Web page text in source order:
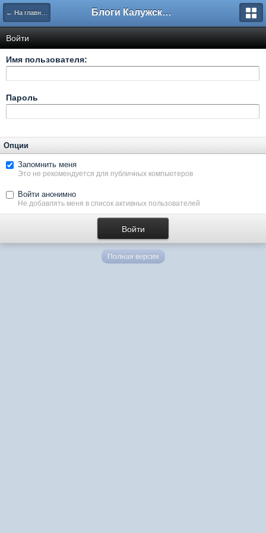
← На главную Блоги Калужского перекрестка
Войти
Имя пользователя:
Пароль
Опции
Запомнить меня
Это не рекомендуется для публичных компьютеров
Войти анонимно
Не добавлять меня в список активных пользователей
Полная версия